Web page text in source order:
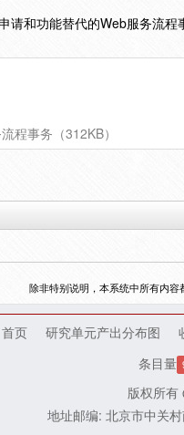
请和功能替代的Web服务流程
程事务（312KB）
除非特别说明，本系统中所有内容
首页 研究单元产出分布图
条目量
版权所有
地址邮编: 北京市中关